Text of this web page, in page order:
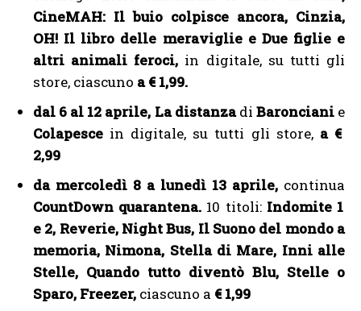
CineMAH: Il buio colpisce ancora, Cinzia,
OH! Il libro delle meraviglie e Due figlie e
altri animali feroci, in digitale, su tutti gli
store, ciascuno a € 1,99.
dal 6 al 12 aprile, La distanzadi Baronciani e
Colapesce in digitale, su tutti gli store, a €
2,99
da mercoledì 8 a lunedì 13 aprile, continua
CountDown quarantena. 10 titoli:Indomite 1
e 2, Reverie, Night Bus, Il Suono del mondo a
memoria, Nimona, Stella di Mare, Inni alle
Stelle, Quando tutto diventò Blu, Stelle o
Sparo, Freezer, ciascuno a € 1,99